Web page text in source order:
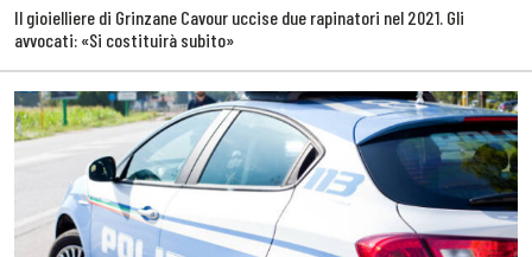
Il gioielliere di Grinzane Cavour uccise due rapinatori nel 2021. Gli
avvocati: «Si costituirà subito»